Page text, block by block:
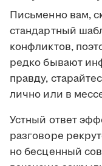
Письменно вам,
стандартный
конфликтов,
редко бывают
правду,
лично или в
Устный ответ
разговоре
но бесценный